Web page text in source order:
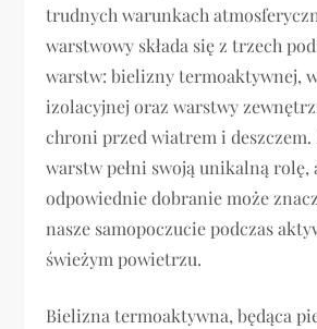
trudnych warunkach
warstwowy składa się z trzech
warstw: bielizny termoaktywnej,
izolacyjnej oraz warstwy
chroni przed wiatrem i deszczem.
warstw pełni swoją unikalną rolę,
odpowiednie dobranie może
nasze samopoczucie podczas
świeżym powietrzu.
Bielizna termoaktywna, będąca